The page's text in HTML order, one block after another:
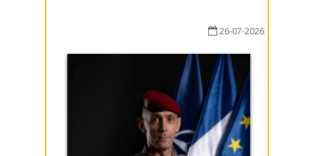
26-07-2026